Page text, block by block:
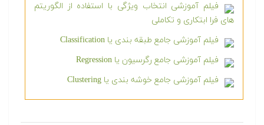
فیلم آموزشی انتخاب ویژگی با استفاده از الگوریتم
های فرا ابتکاری و تکاملی
فیلم آموزشی جامع طبقه بندی یا Classification
فیلم آموزشی جامع رگرسیون یا Regression
فیلم آموزشی جامع خوشه بندی یا Clustering